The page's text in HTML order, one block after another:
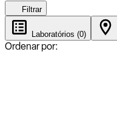
Filtrar
Laboratórios (0)
Ordenar por: